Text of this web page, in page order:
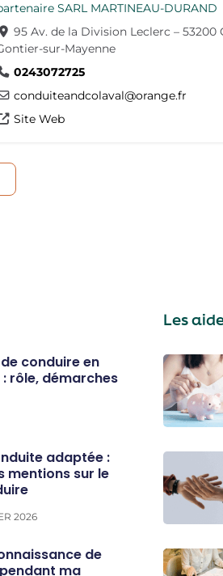
SARL MARTINEAU-DURAND
95 Av. de la Division Leclerc – 53200
sur-Mayenne
0243072725
conduiteandcolaval@orange.fr
Site Web
conduire en
rôle, démarches
adaptée :
mentions sur le
2026
de
ma
Les